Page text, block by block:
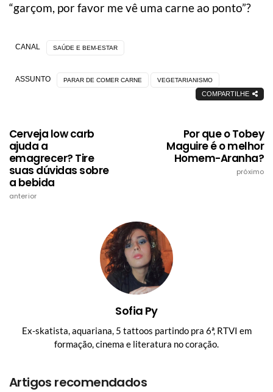
“garçom, por favor me vê uma carne ao ponto”?
CANAL SAÚDE E BEM-ESTAR
ASSUNTO PARAR DE COMER CARNE VEGETARIANISMO
COMPARTILHE
Cerveja low carb
ajuda a
emagrecer? Tire
suas dúvidas sobre
a bebida
anterior
Por que o Tobey
Maguire é o melhor
Homem-Aranha?
próximo
Sofia Py
Ex-skatista, aquariana, 5 tattoos partindo pra 6ª, RTVI em
formação, cinema e literatura no coração.
Artigos recomendados